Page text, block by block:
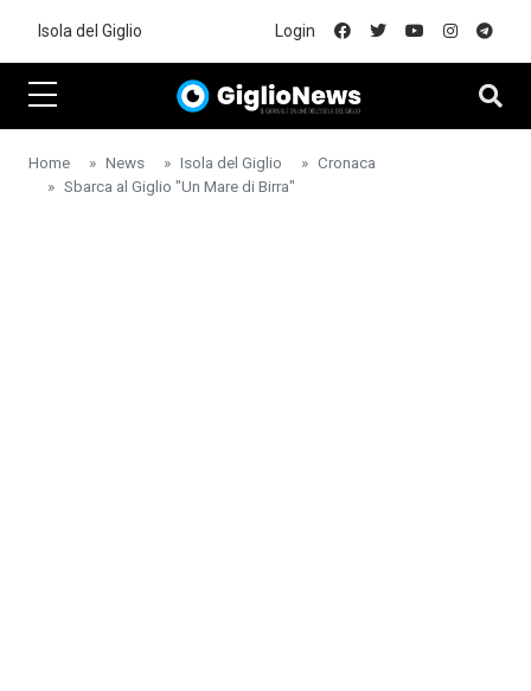
Isola del Giglio Login
Home News Isola del Giglio
Cronaca
Sbarca al Giglio "Un Mare di Birra"